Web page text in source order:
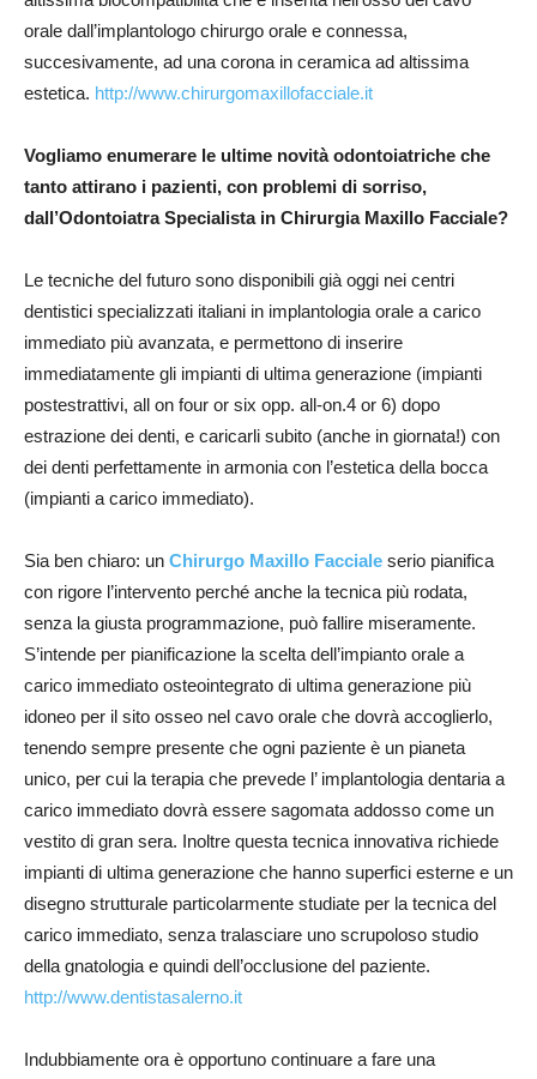
orale dall’implantologo chirurgo orale e connessa,
succesivamente, ad una corona in ceramica ad altissima
estetica. http://www.chirurgomaxillofacciale.it
Vogliamo enumerare le ultime novità odontoiatriche che
tanto attirano i pazienti, con problemi di sorriso,
dall’Odontoiatra Specialista in Chirurgia Maxillo Facciale?
Le tecniche del futuro sono disponibili già oggi nei centri
dentistici specializzati italiani in implantologia orale a carico
immediato più avanzata, e permettono di inserire
immediatamente gli impianti di ultima generazione (impianti
postestrattivi, all on four or six opp. all-on.4 or 6) dopo
estrazione dei denti, e caricarli subito (anche in giornata!) con
dei denti perfettamente in armonia con l’estetica della bocca
(impianti a carico immediato).
Sia ben chiaro: un Chirurgo Maxillo Facciale serio pianifica
con rigore l’intervento perché anche la tecnica più rodata,
senza la giusta programmazione, può fallire miseramente.
S’intende per pianificazione la scelta dell’impianto orale a
carico immediato osteointegrato di ultima generazione più
idoneo per il sito osseo nel cavo orale che dovrà accoglierlo,
tenendo sempre presente che ogni paziente è un pianeta
unico, per cui la terapia che prevede l’ implantologia dentaria a
carico immediato dovrà essere sagomata addosso come un
vestito di gran sera. Inoltre questa tecnica innovativa richiede
impianti di ultima generazione che hanno superfici esterne e un
disegno strutturale particolarmente studiate per la tecnica del
carico immediato, senza tralasciare uno scrupoloso studio
della gnatologia e quindi dell’occlusione del paziente.
http://www.dentistasalerno.it
Indubbiamente ora è opportuno continuare a fare una